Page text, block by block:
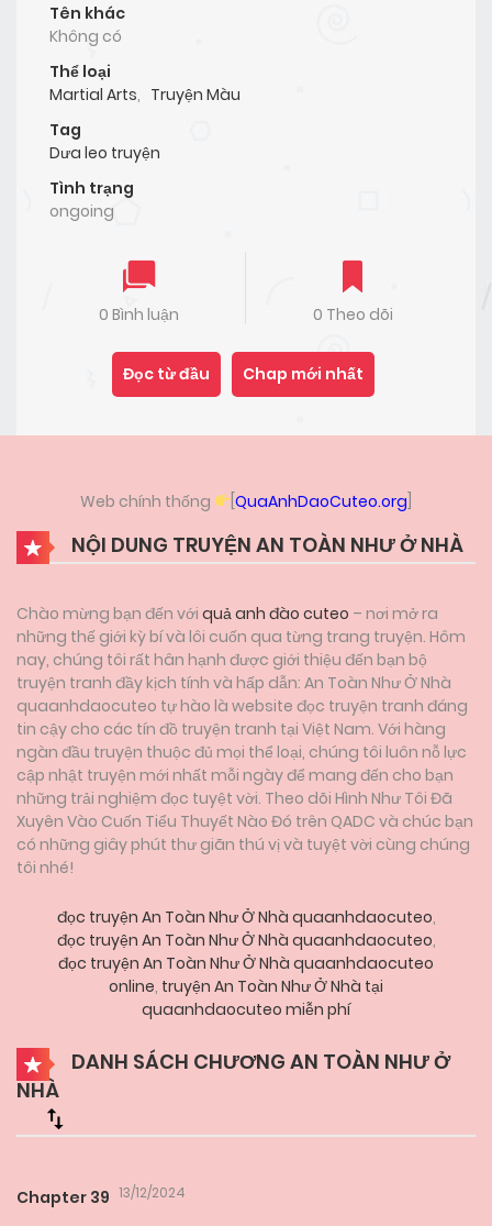
Tên khác
Không có
Thể loại
Martial Arts, Truyện Màu
Tag
Dưa leo truyện
Tình trạng
ongoing
0 Bình luận 0 Theo dõi
Đọc từ đầu Chap mới nhất
Web chính thống [QuaAnhDaoCuteo.org
NỘI DUNG TRUYỆN AN TOÀN NHƯ Ở NHÀ
Chào mừng bạn đến với quả anh đào cuteo – nơi mở ra
những thế giới kỳ bí và lôi cuốn qua từng trang truyện. Hôm
nay, chúng tôi rất hân hạnh được giới thiệu đến bạn bộ
truyện tranh đầy kịch tính và hấp dẫn: An Toàn Như Ở Nhà
quaanhdaocuteo tự hào là website đọc truyện tranh đáng
tin cậy cho các tín đồ truyện tranh tại Việt Nam. Với hàng
ngàn đầu truyện thuộc đủ mọi thể loại, chúng tôi luôn nỗ lực
cập nhật truyện mới nhất mỗi ngày để mang đến cho bạn
những trải nghiệm đọc tuyệt vời. Theo dõi Hình Như Tôi Đã
Xuyên Vào Cuốn Tiểu Thuyết Nào Đó trên QADC và chúc bạn
có những giây phút thư giãn thú vị và tuyệt vời cùng chúng
tôi nhé!
đọc truyện An Toàn Như Ở Nhà quaanhdaocuteo,
đọc truyện An Toàn Như Ở Nhà quaanhdaocuteo,
đọc truyện An Toàn Như Ở Nhà quaanhdaocuteo
online, truyện An Toàn Như Ở Nhà tại
quaanhdaocuteo miễn phí
DANH SÁCH CHƯƠNG AN TOÀN NHƯ Ở
NHÀ
Chapter 39 13/12/2024